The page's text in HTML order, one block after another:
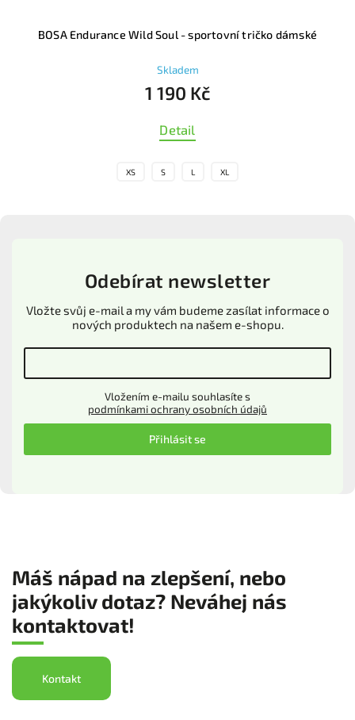
BOSA Endurance Wild Soul - sportovní tričko dámské
Skladem
1 190 Kč
Detail
XS S L XL
Odebírat newsletter
Vložte svůj e-mail a my vám budeme zasílat informace o
nových produktech na našem e-shopu.
podmínkami ochrany osobních údajů
Přihlásit se
Máš nápad na zlepšení, nebo
jakýkoliv dotaz? Neváhej nás
kontaktovat!
Kontakt